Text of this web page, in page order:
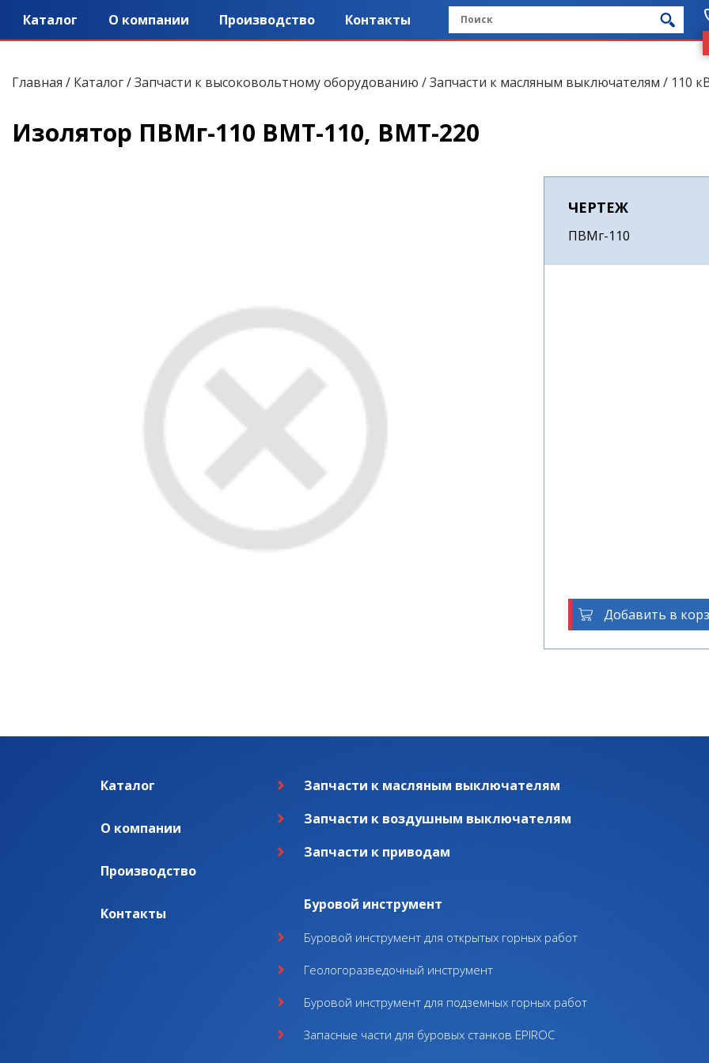
Каталог О компании Производство Контакты
Главная / Каталог/Запчасти к высоковольтному оборудованию /Запчасти к масляным выключателям / 110
Изолятор ПВМг-110 ВМТ-110, ВМТ-220
ЧЕРТЕЖ
ПВМг-110
Добавить в
Каталог
О компании
Производство
Контакты
Запчасти к масляным выключателям
Запчасти к воздушным выключателям
Запчасти к приводам
Буровой инструмент
Буровой инструмент для открытых горных работ
Геологоразведочный инструмент
Буровой инструмент для подземных горных работ
Запасные части для буровых станков EPIROC